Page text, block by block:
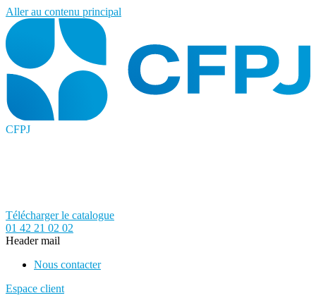
Aller au contenu principal
CFPJ
Télécharger le catalogue
01 42 21 02 02
Header mail
Nous contacter
Espace client